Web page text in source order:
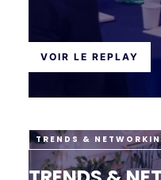
VOIR LE REPLAY
TRENDS &